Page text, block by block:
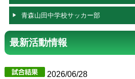
選手/スタッフ紹介
フォトギャラリー
OBの活躍・進路
青森山田中学校サッカー部
最新活動情報
2026/06/28